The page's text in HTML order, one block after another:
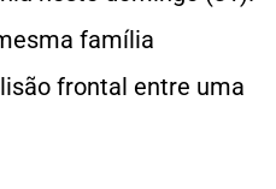
família
frontal entre uma